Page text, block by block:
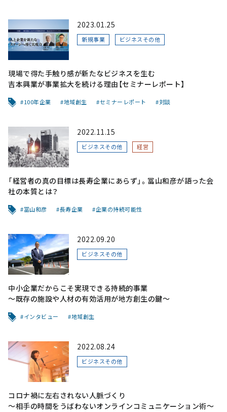
2023.01.25
新規事業 ビジネスその他
現場で得た手触り感が新たなビジネスを生む
吉本興業が事業拡大を続ける理由【セミナーレポート】
100年企業 地域創生 セミナーレポート 対談
2022.11.15
ビジネスその他 経営
「経営者の真の目標は長寿企業にあらず」。冨山和彦が語った会
社の本質とは？
冨山和彦 長寿企業 企業の持続可能性
2022.09.20
ビジネスその他
中小企業だからこそ実現できる持続的事業
～既存の施設や人材の有効活用が地方創生の鍵～
インタビュー 地域創生
2022.08.24
ビジネスその他
コロナ禍に左右されない人脈づくり
～相手の時間をうばわないオンラインコミュニケーション術～